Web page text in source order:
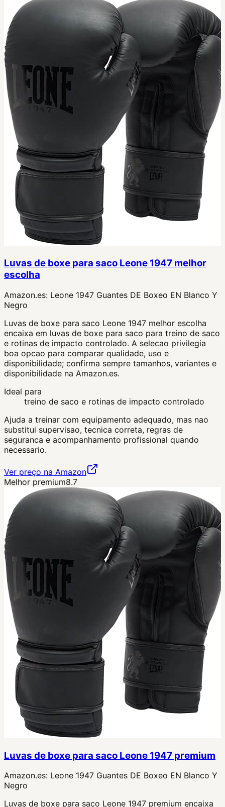
Luvas de boxe para saco Leone 1947 melhor
escolha
Amazon.es: Leone 1947 Guantes DE Boxeo EN Blanco Y
Negro
Luvas de boxe para saco Leone 1947 melhor escolha
encaixa em luvas de boxe para saco para treino de saco
e rotinas de impacto controlado. A selecao privilegia
boa opcao para comparar qualidade, uso e
disponibilidade; confirma sempre tamanhos, variantes e
disponibilidade na Amazon.es.
Ideal para
treino de saco e rotinas de impacto controlado
Ajuda a treinar com equipamento adequado, mas nao
substitui supervisao, tecnica correta, regras de
seguranca e acompanhamento profissional quando
necessario.
Ver preço na Amazon
Melhor premium8.7
Luvas de boxe para saco Leone 1947 premium
Amazon.es: Leone 1947 Guantes DE Boxeo EN Blanco Y
Negro
Luvas de boxe para saco Leone 1947 premium encaixa